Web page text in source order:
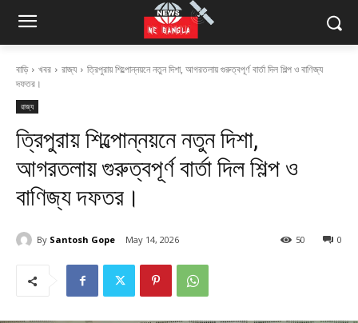
বাড়ি খবর রাজ্য
ত্রিপুরায় শিল্পোন্নয়নে নতুন দিশা, আগরতলায় গুরুত্বপূর্ণ বার্তা দিল শিল্প ও বাণিজ্য
দফতর।
রাজ্য
ত্রিপুরায় শিল্পোন্নয়নে নতুন দিশা,
আগরতলায় গুরুত্বপূর্ণ বার্তা দিল শিল্প ও
বাণিজ্য দফতর।
By Santosh Gope May 14, 2026 0
50